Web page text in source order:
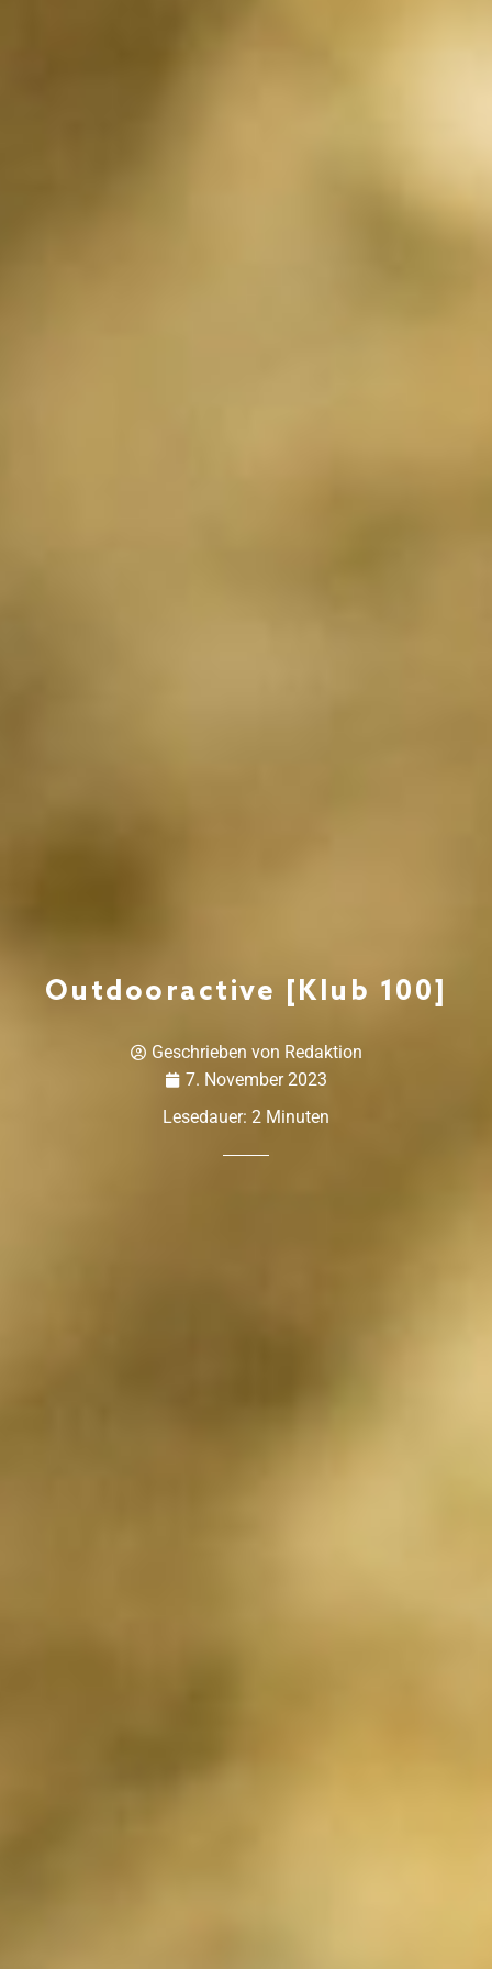
Outdooractive [Klub 100]
Geschrieben von Redaktion
7. November 2023
Lesedauer: 2 Minuten